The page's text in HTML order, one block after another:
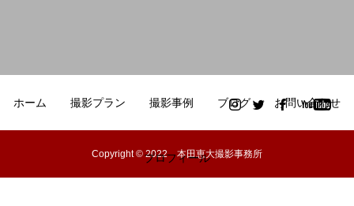
ホーム 撮影プラン 撮影事例 ブログ お問い合わせ
プロフィール
Copyright © 2022 本田恵大撮影事務所